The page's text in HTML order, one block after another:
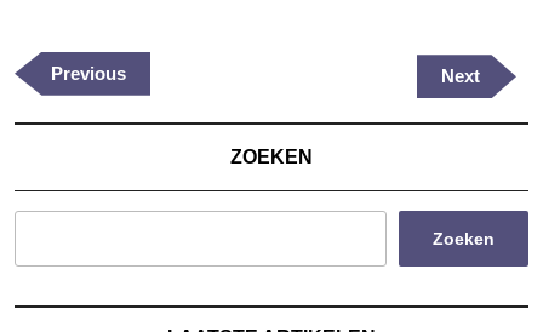
Previous
Post
Previous
Next
Post
Next
ZOEKEN
Zoeken